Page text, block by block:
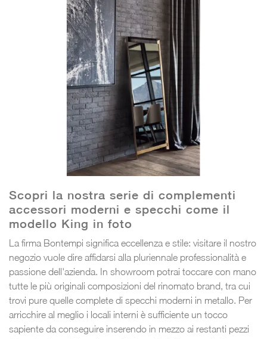
Scopri la nostra serie di complementi
accessori moderni e specchi come il
modello King in foto
La firma Bontempi significa eccellenza e stile: visitare il nostro
negozio vuole dire affidarsi alla pluriennale professionalità e
passione dell'azienda. In showroom potrai toccare con mano
tutte le più originali composizioni del rinomato brand, tra cui
trovi pure quelle complete di specchi moderni in metallo. Per
arricchire al meglio i locali interni è sufficiente un tocco
sapiente da conseguire inserendo in mezzo ai restanti pezzi